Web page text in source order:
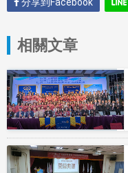
相關文章